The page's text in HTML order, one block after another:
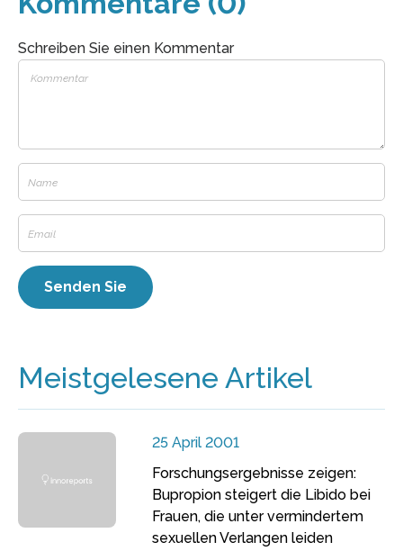
Schreiben Sie einen Kommentar
Meistgelesene Artikel
25 April 2001
Forschungsergebnisse zeigen:
Bupropion steigert die Libido bei
Frauen, die unter vermindertem
sexuellen Verlangen leiden